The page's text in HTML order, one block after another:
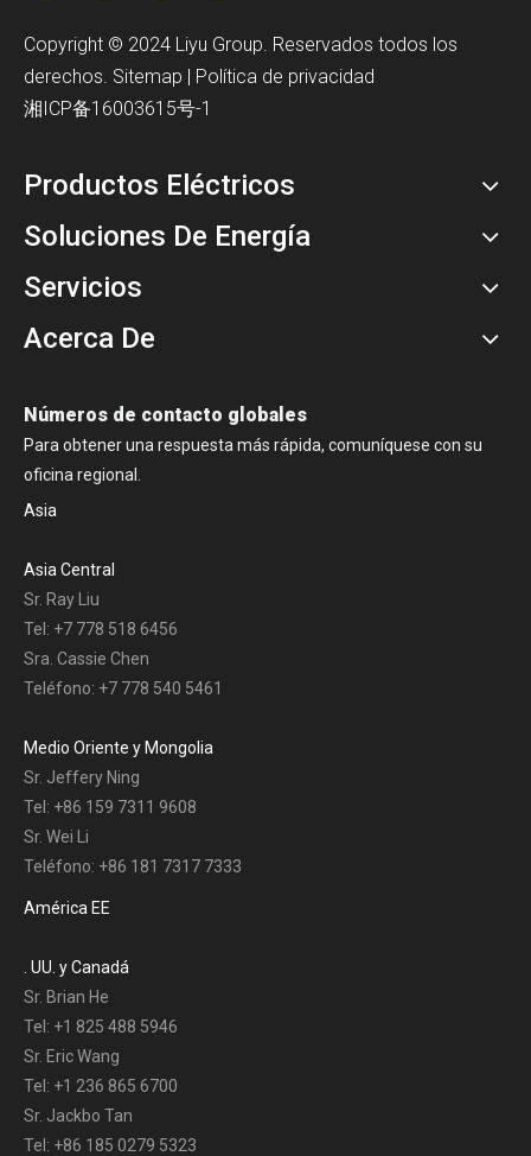
Copyright © 2024 Liyu Group. Reservados todos los
derechos. Sitemap | Política de privacidad
湘ICP备16003615号-1
Productos Eléctricos
Soluciones De Energía
Servicios
Acerca De
Números de contacto globales
Para obtener una respuesta más rápida, comuníquese con su
oficina regional.
Asia
Asia Central
Sr. Ray Liu
Tel: +7 778 518 6456
Sra. Cassie Chen
Teléfono: +7 778 540 5461
Medio Oriente y Mongolia
Sr. Jeffery Ning
Tel: +86 159 7311 9608
Sr. Wei Li
Teléfono: +86 181 7317 7333
América EE
. UU. y Canadá
Sr. Brian He
Tel: +1 825 488 5946
Sr. Eric Wang
Tel: +1 236 865 6700
Sr. Jackbo Tan
Tel: +86 185 0279 5323